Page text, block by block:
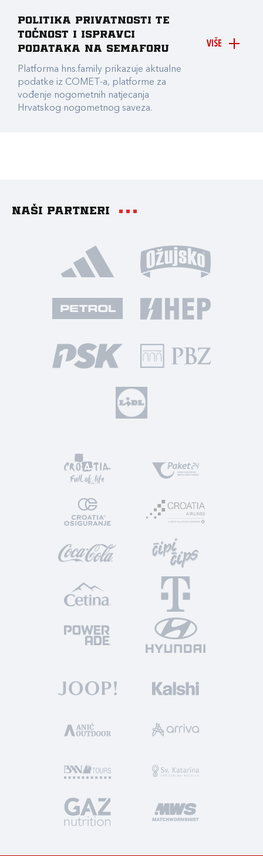
VIŠE
Politika privatnosti te
točnost i ispravci
podataka na Semaforu
Platforma hns.family prikazuje aktualne
podatke iz COMET-a, platforme za
vođenje nogometnih natjecanja
Hrvatskog nogometnog saveza.
Naši partneri